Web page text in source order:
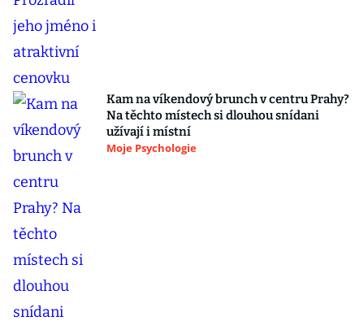
Kam na víkendový brunch v centru Prahy?
Na těchto místech si dlouhou snídani
užívají i místní
Moje Psychologie